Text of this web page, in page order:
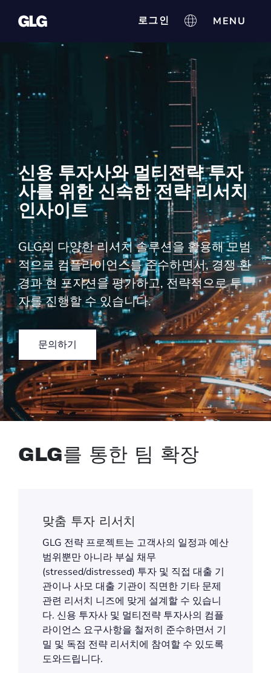
로그인
신용 투자사와 멀티전략 투자
사를 위한 신속한 전략 리서치
인사이트
GLG의 다양한 리서치 솔루션을 활용해 모범
적으로 컴플라이언스를 준수하면서, 경쟁 환
경과 현 포지션을 평가하고, 전략적으로 투
자를 진행할 수 있습니다.
문의하기
GLG를 통한 팀 확장
맞춤 투자 리서치
GLG 전략 프로젝트는 고객사의 일정과 예산
범위뿐만 아니라 부실 채무
(stressed/distressed) 투자 및 직접 대출 기
관이나 사모 대출 기관이 직면한 기타 문제
관련 리서치 니즈에 맞게 설계할 수 있습니
다. 신용 투자사 및 멀티전략 투자사의 컴플
라이언스 요구사항을 철저히 준수하면서 기
밀 및 독점 전략 리서치에 참여할 수 있도록
도와드립니다.